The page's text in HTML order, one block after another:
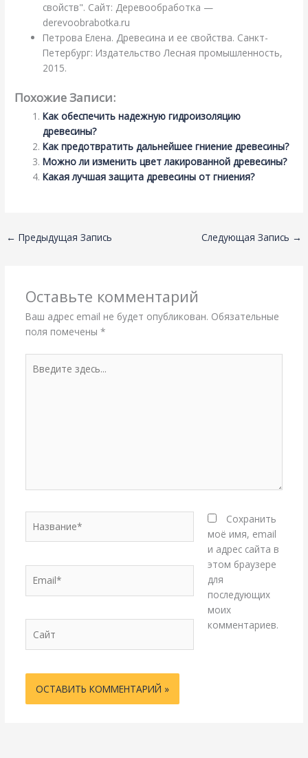
свойств". Сайт: Деревообработка —
derevoobrabotka.ru
Петрова Елена. Древесина и ее свойства. Санкт-
Петербург: Издательство Лесная промышленность,
2015.
Похожие Записи:
Как обеспечить надежную гидроизоляцию
древесины?
Как предотвратить дальнейшее гниение древесины?
Можно ли изменить цвет лакированной древесины?
Какая лучшая защита древесины от гниения?
← Предыдущая Запись Следующая Запись →
Оставьте комментарий
Ваш адрес email не будет опубликован. Обязательные
поля помечены *
здесь...
Сохранить
моё имя, email
и адрес сайта в
этом браузере
для
последующих
моих
комментариев.